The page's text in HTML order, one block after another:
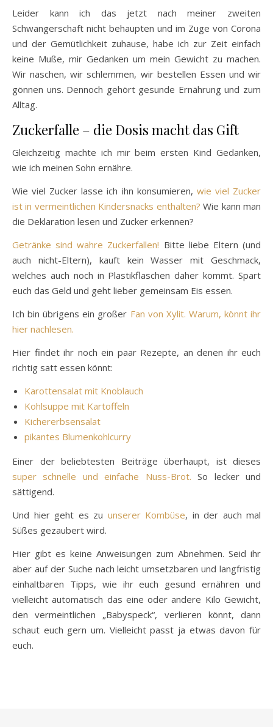
Leider kann ich das jetzt nach meiner zweiten
Schwangerschaft nicht behaupten und im Zuge von Corona
und der Gemütlichkeit zuhause, habe ich zur Zeit einfach
keine Muße, mir Gedanken um mein Gewicht zu machen.
Wir naschen, wir schlemmen, wir bestellen Essen und wir
gönnen uns. Dennoch gehört gesunde Ernährung und zum
Alltag.
Zuckerfalle – die Dosis macht das Gift
Gleichzeitig machte ich mir beim ersten Kind Gedanken,
wie ich meinen Sohn ernähre.
Wie viel Zucker lasse ich ihn konsumieren, wie viel Zucker
ist in vermeintlichen Kindersnacks enthalten? Wie kann man
die Deklaration lesen und Zucker erkennen?
Getränke sind wahre Zuckerfallen! Bitte liebe Eltern (und
auch nicht-Eltern), kauft kein Wasser mit Geschmack,
welches auch noch in Plastikflaschen daher kommt. Spart
euch das Geld und geht lieber gemeinsam Eis essen.
Ich bin übrigens ein großer Fan von Xylit. Warum, könnt ihr
hier nachlesen.
Hier findet ihr noch ein paar Rezepte, an denen ihr euch
richtig satt essen könnt:
Karottensalat mit Knoblauch
Kohlsuppe mit Kartoffeln
Kichererbsensalat
pikantes Blumenkohlcurry
Einer der beliebtesten Beiträge überhaupt, ist dieses
super schnelle und einfache Nuss-Brot. So lecker und
sättigend.
Und hier geht es zu unserer Kombüse, in der auch mal
Süßes gezaubert wird.
Hier gibt es keine Anweisungen zum Abnehmen. Seid ihr
aber auf der Suche nach leicht umsetzbaren und langfristig
einhaltbaren Tipps, wie ihr euch gesund ernähren und
vielleicht automatisch das eine oder andere Kilo Gewicht,
den vermeintlichen „Babyspeck“, verlieren könnt, dann
schaut euch gern um. Vielleicht passt ja etwas davon für
euch.